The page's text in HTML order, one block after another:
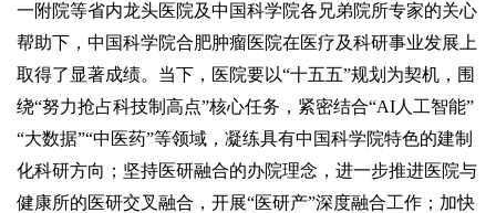
一附院等省内龙头医院及中国科学院各兄弟院所专家的关心
帮助下，中国科学院合肥肿瘤医院在医疗及科研事业发展上
取得了显著成绩。当下，医院要以“十五五”规划为契机，围
绕“努力抢占科技制高点”核心任务，紧密结合“AI人工智能”
“大数据”“中医药”等领域，凝练具有中国科学院特色的建制
化科研方向；坚持医研融合的办院理念，进一步推进医院与
健康所的医研交叉融合，开展“医研产”深度融合工作；加快